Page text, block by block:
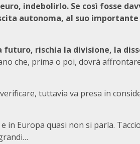
indebolirlo. Se così fosse
autonoma, al suo
futuro, rischia la divisione, la
che, prima o poi, dovrà
tuttavia va presa in
in Europa quasi non si parla.